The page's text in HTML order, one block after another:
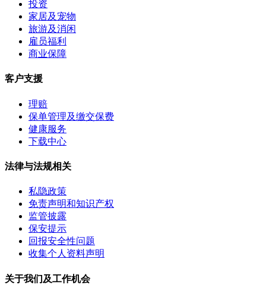
投资
家居及宠物
旅游及消闲
雇员福利
商业保障
客户支援
理赔
保单管理及缴交保费
健康服务
下载中心
法律与法规相关
私隐政策
免责声明和知识产权
监管披露
保安提示
回报安全性问题
收集个人资料声明
关于我们及工作机会